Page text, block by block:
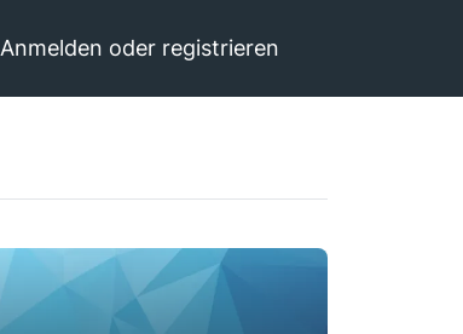
Anmelden oder registrieren